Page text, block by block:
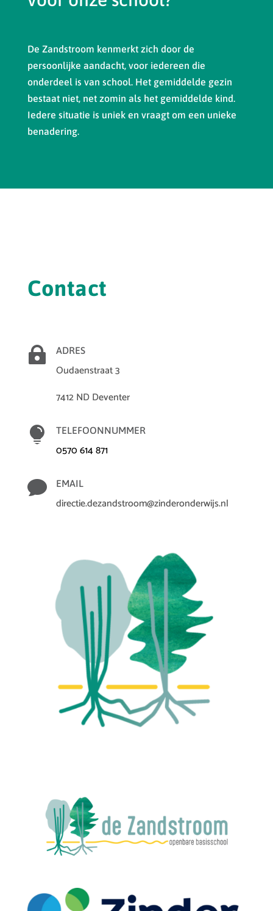
De Zandstroom kenmerkt zich door de
persoonlijke aandacht, voor iedereen die
onderdeel is van school. Het gemiddelde gezin
bestaat niet, net zomin als het gemiddelde kind.
Iedere situatie is uniek en vraagt om een unieke
benadering.
Contact
 ADRES
Oudaenstraat 3
7412 ND Deventer
 TELEFOONNUMMER
0570 614 871
 EMAIL
directie.dezandstroom@zinderonderwijs.nl